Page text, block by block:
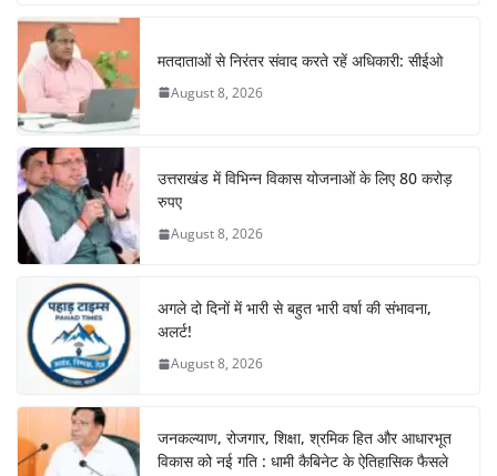
b
o
o
k
A
p
p
m n
मतदाताओं से निरंतर संवाद करते रहें अधिकारी: सीईओ
August 8, 2026
उत्तराखंड में विभिन्न विकास योजनाओं के लिए 80 करोड़
रुपए
August 8, 2026
अगले दो दिनों में भारी से बहुत भारी वर्षा की संभावना,
अलर्ट!
August 8, 2026
जनकल्याण, रोजगार, शिक्षा, श्रमिक हित और आधारभूत
विकास को नई गति : धामी कैबिनेट के ऐतिहासिक फैसले